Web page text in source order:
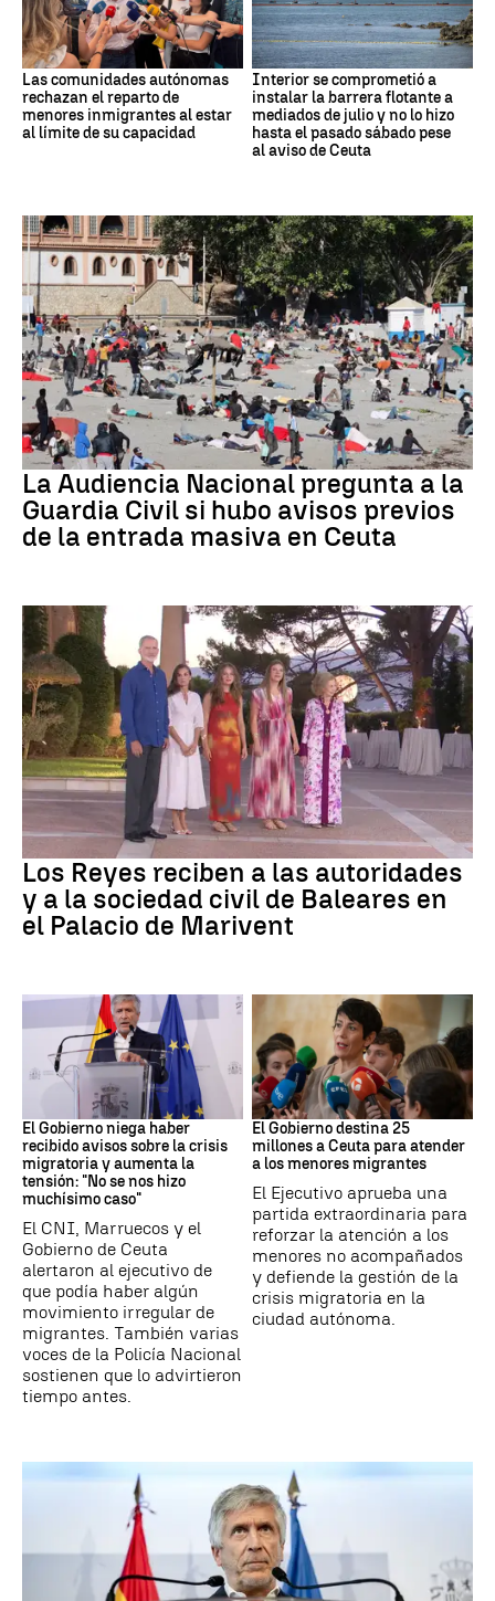
Las comunidades autónomas
rechazan el reparto de
menores inmigrantes al estar
al límite de su capacidad
Interior se comprometió a
instalar la barrera flotante a
mediados de julio y no lo hizo
hasta el pasado sábado pese
al aviso de Ceuta
Crisis migratoria
La Audiencia Nacional pregunta a la
Guardia Civil si hubo avisos previos
de la entrada masiva en Ceuta
Los Reyes reciben a las autoridades
y a la sociedad civil de Baleares en
el Palacio de Marivent
El Gobierno niega haber
recibido avisos sobre la crisis
migratoria y aumenta la
tensión: "No se nos hizo
muchísimo caso"
El CNI, Marruecos y el
Gobierno de Ceuta
alertaron al ejecutivo de
que podía haber algún
movimiento irregular de
migrantes. También varias
voces de la Policía Nacional
sostienen que lo advirtieron
tiempo antes.
Crisis migratoria
El Gobierno destina 25
millones a Ceuta para atender
a los menores migrantes
El Ejecutivo aprueba una
partida extraordinaria para
reforzar la atención a los
menores no acompañados
y defiende la gestión de la
crisis migratoria en la
ciudad autónoma.